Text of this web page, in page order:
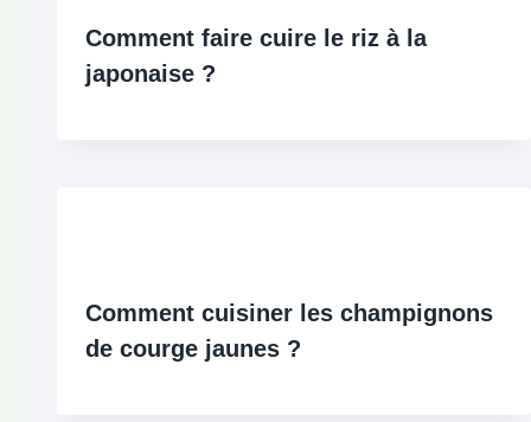
Comment faire cuire le riz à la
japonaise ?
Comment cuisiner les champignons
de courge jaunes ?